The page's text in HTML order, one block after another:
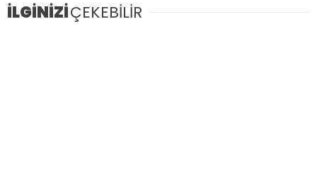
İLGİNİZİÇEKEBİLİR